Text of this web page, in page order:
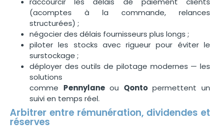
(acomptes à la commande, relances
structurées) ;
négocier des délais fournisseurs plus longs ;
piloter les stocks avec rigueur pour éviter le
surstockage ;
déployer des outils de pilotage modernes — les
solutions
comme Pennylaneou Qontopermettent un
suivi en temps réel.
Arbitrer entre rémunération, dividendes et
réserves